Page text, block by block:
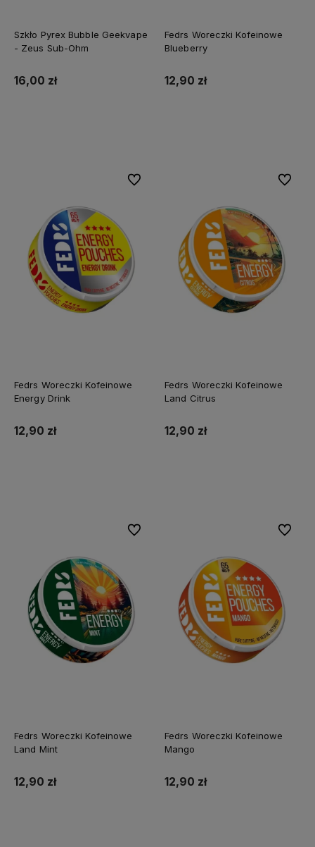
Szkło Pyrex Bubble Geekvape
- Zeus Sub-Ohm
16,00 zł
Fedrs Woreczki Kofeinowe
Blueberry
12,90 zł
Fedrs Woreczki Kofeinowe
Energy Drink
12,90 zł
Do ulubionych
Fedrs Woreczki Kofeinowe
Land Citrus
12,90 zł
Do
Fedrs Woreczki Kofeinowe
Land Mint
12,90 zł
Do ulubionych
Fedrs Woreczki Kofeinowe
Mango
12,90 zł
Do